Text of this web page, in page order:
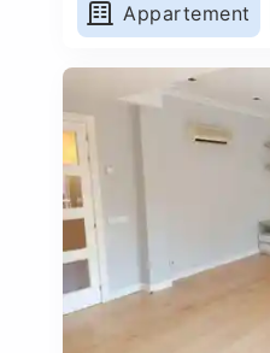
Appartement